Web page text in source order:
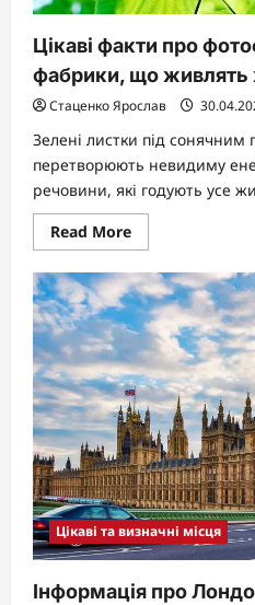
Цікаві факти про
фабрики, що живлять
Стаценко Ярослав
Зелені листки під
перетворюють невидиму
речовини, які годують усе
Read MoreRead
more
Цікаві
факти
про
фотосинтез:
зелені
фабрики,
що
живлять
життя
на
Землі
Цікаві та визначні місця
Інформація про